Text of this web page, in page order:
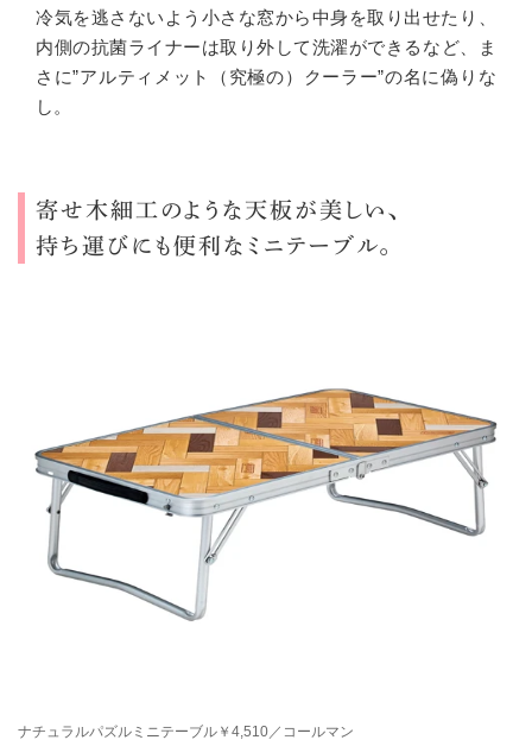
冷気を逃さないよう小さな窓から中身を取り出せたり、
内側の抗菌ライナーは取り外して洗濯ができるなど、ま
さに”アルティメット（究極の）クーラー”の名に偽りな
し。
寄せ木細工のような天板が美しい、
持ち運びにも便利なミニテーブル。
ナチュラルパズルミニテーブル￥4,510／コールマン